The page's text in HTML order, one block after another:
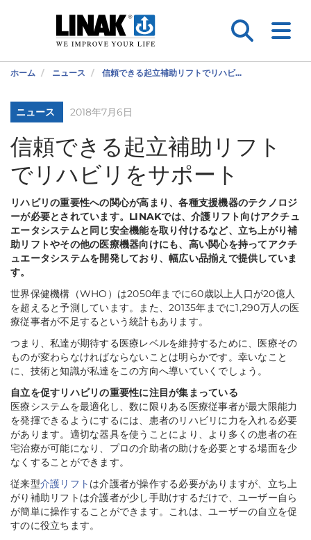
ホーム ニュース 信頼できる起立補助リフトでリハビ...
ニュース 2018年7月6日
信頼できる起立補助リフト
でリハビリをサポート
リハビリの重要性への関心が高まり、各種支援機器のテクノロジ
ーが必要とされています。LINAKでは、介護リフト向けアクチュ
エータシステムと同じ安全機能を取り付けるなど、立ち上がり補
助リフトやその他の医療機器向けにも、高い関心を持ってアクチ
ュエータシステムを開発しており、幅広い品揃えで提供していま
す。
世界保健機構（WHO）は2050年までに60歳以上人口が20億人
を超えると予測しています。また、20135年までに1,290万人の医
療従事者が不足するという統計もあります。
つまり、私達が期待する医療レベルを維持するために、医療その
ものが変わらなければならないことは明らかです。幸いなこと
に、技術と知識が私達をこの方向へ導いていくでしょう。
自立を促すリハビリの重要性に注目が集まっている
医療システムを最適化し、数に限りある医療従事者が最大限能力
を発揮できるようにするには、患者のリハビリに力を入れる必要
があります。適切な器具を使うことにより、より多くの患者の在
宅治療が可能になり、プロの介助者の助けを必要とする場面を少
なくすることができます。
従来型介護リフト は介護者が操作する必要がありますが、立ち上
がり補助リフトは介護者が少し手助けするだけで、ユーザー自ら
が簡単に操作することができます。これは、ユーザーの自立を促
すのに役立ちます。